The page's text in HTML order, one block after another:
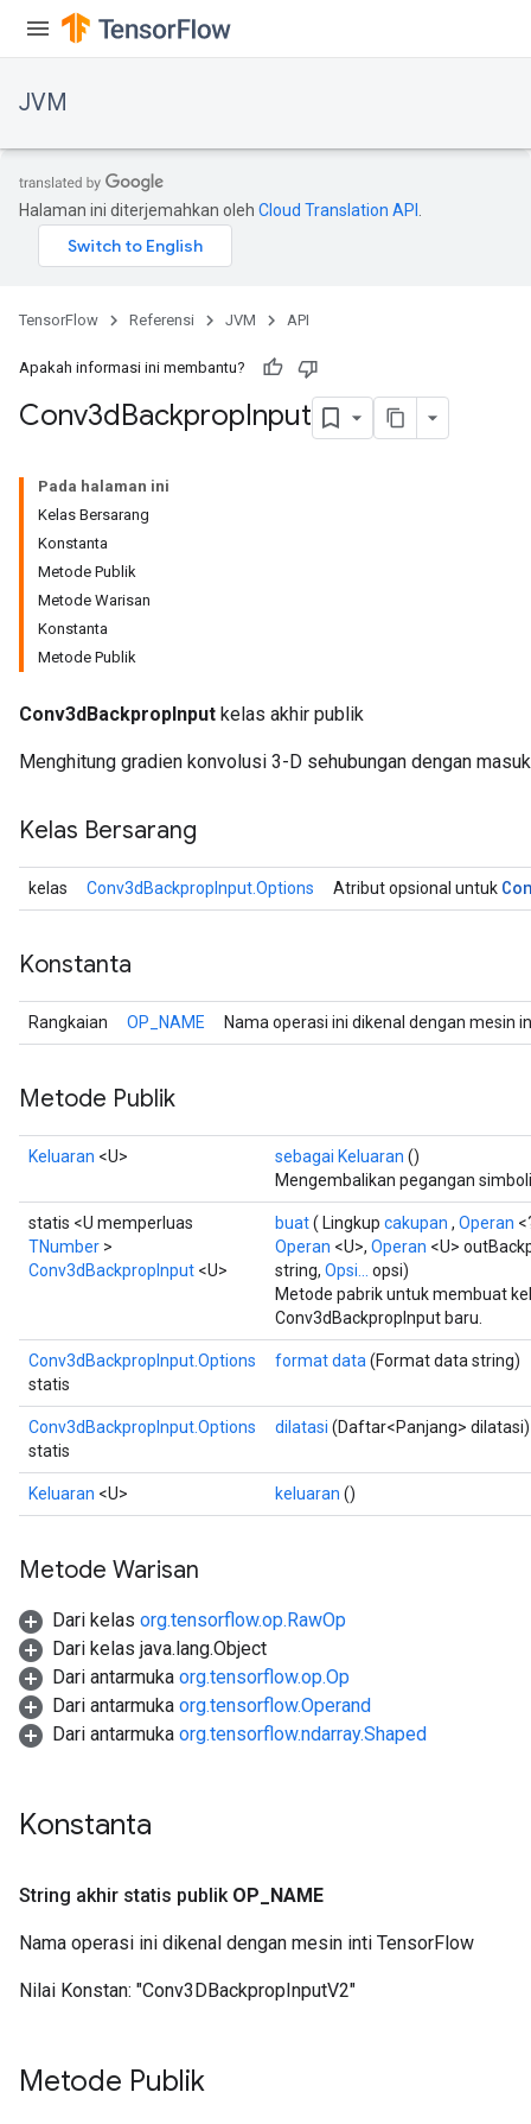
JVM
Halaman ini diterjemahkan oleh Cloud Translation API
TensorFlow Referensi JVM API
Apakah informasi ini membantu?
Conv3dBackpropInput
Pada halaman ini
Kelas Bersarang
Konstanta
Metode Publik
Metode Warisan
Konstanta
Metode Publik
Conv3dBackpropInput kelas akhir publik
Menghitung gradien konvolusi 3-D sehubungan dengan
Kelas Bersarang
kelas Conv3dBackpropInput.Options Atribut opsional untuk
Konstanta
Rangkaian OP_NAME Nama operasi ini dikenal dengan mesin
Metode Publik
Keluaran <U> sebagai Keluaran ()
Mengembalikan pegangan
statis <U memperluas
TNumber >
Conv3dBackpropInput <U>
buat( Lingkup cakupan , Operan
Operan <U>, Operan <U>
string, Opsi...
opsi)
Metode pabrik untuk membuat
Conv3dBackpropInput baru.
Conv3dBackpropInput.Options
statis
format data (Format data string)
Conv3dBackpropInput.Options
statis
dilatasi (Daftar<Panjang> dilatasi)
Keluaran <U> keluaran ()
Metode Warisan
Dari kelas org.tensorflow.op.RawOp
Dari kelas java.lang.Object
Dari antarmuka org.tensorflow.op.Op
Dari antarmuka org.tensorflow.Operand
Dari antarmuka org.tensorflow.ndarray.Shaped
Konstanta
String akhir statis publik OP NAME
Nama operasi ini dikenal dengan mesin inti TensorFlow
Nilai Konstan: "Conv3DBackpropInputV2"
Metode Publik